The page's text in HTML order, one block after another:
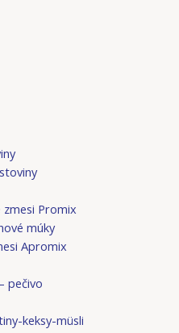
zmesi Promix
múky
Apromix
pečivo
keksy-müsli